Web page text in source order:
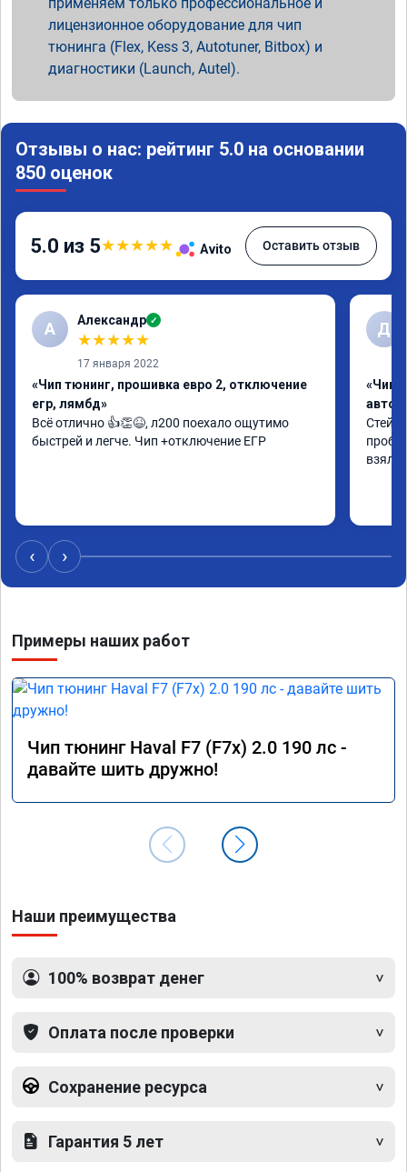
лицензионное оборудование для чип
тюнинга (Flex, Kess 3, Autotuner, Bitbox) и
диагностики (Launch, Autel).
Отзывы о нас: рейтинг 5.0 на основании
850 оценок
5.0 из 5★★★★★ Avito Оставить отзыв
А Александр ✓
★★★★★
17 января 2022
«Чип тюнинг, прошивка евро 2, отключение
егр, лямбд»
Всё отлично 👍👏😆, л200 поехало ощутимо
быстрей и легче. Чип +отключение ЕГР
Д
«Чип
взяли
‹ ›
Примеры наших работ
Чип тюнинг Haval F7 (F7x) 2.0 190 лс -
давайте шить дружно!
Наши преимущества
100% возврат денег
Оплата после проверки
Сохранение ресурса
Гарантия 5 лет